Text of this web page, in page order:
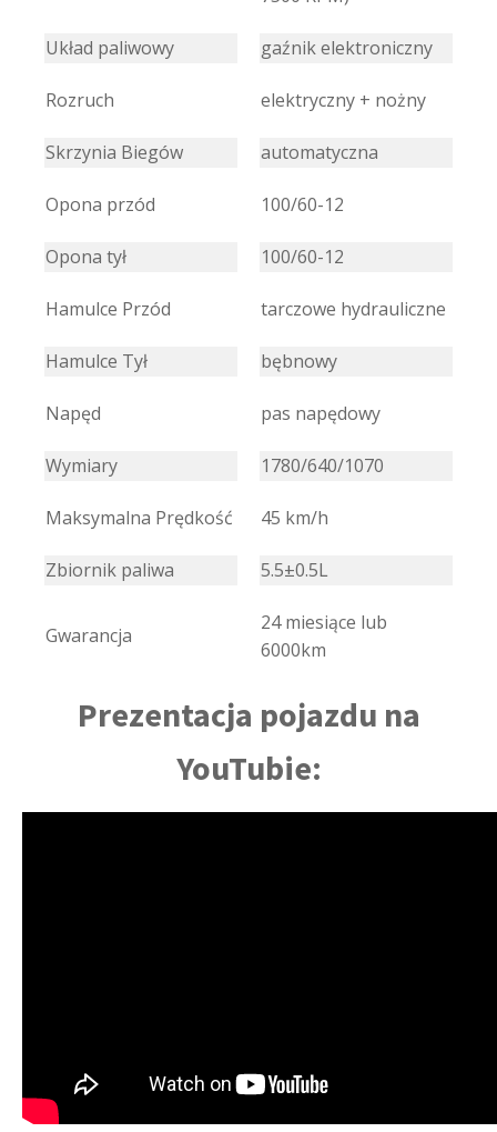
Układ paliwowy gaźnik elektroniczny
Rozruch elektryczny + nożny
Skrzynia Biegów automatyczna
Opona przód 100/60-12
Opona tył 100/60-12
Hamulce Przód tarczowe hydrauliczne
Hamulce Tył bębnowy
Napęd pas napędowy
Wymiary 1780/640/1070
Maksymalna Prędkość 45 km/h
Zbiornik paliwa 5.5±0.5L
Gwarancja
24 miesiące lub
6000km
Prezentacja pojazdu na
YouTubie: